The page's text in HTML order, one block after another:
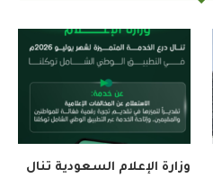
وزارة الإعلام السعودية تنال